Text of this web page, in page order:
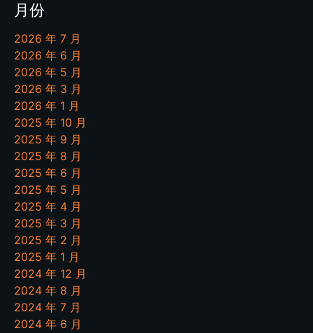
月份
2026 年 7 月
2026 年 6 月
2026 年 5 月
2026 年 3 月
2026 年 1 月
2025 年 10 月
2025 年 9 月
2025 年 8 月
2025 年 6 月
2025 年 5 月
2025 年 4 月
2025 年 3 月
2025 年 2 月
2025 年 1 月
2024 年 12 月
2024 年 8 月
2024 年 7 月
2024 年 6 月